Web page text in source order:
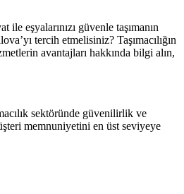
eşyalarınızı güvenle taşımanın
tercih etmelisiniz? Taşımacılığın
avantajları hakkında bilgi alın,
sektöründe güvenilirlik ve
memnuniyetini en üst seviyeye